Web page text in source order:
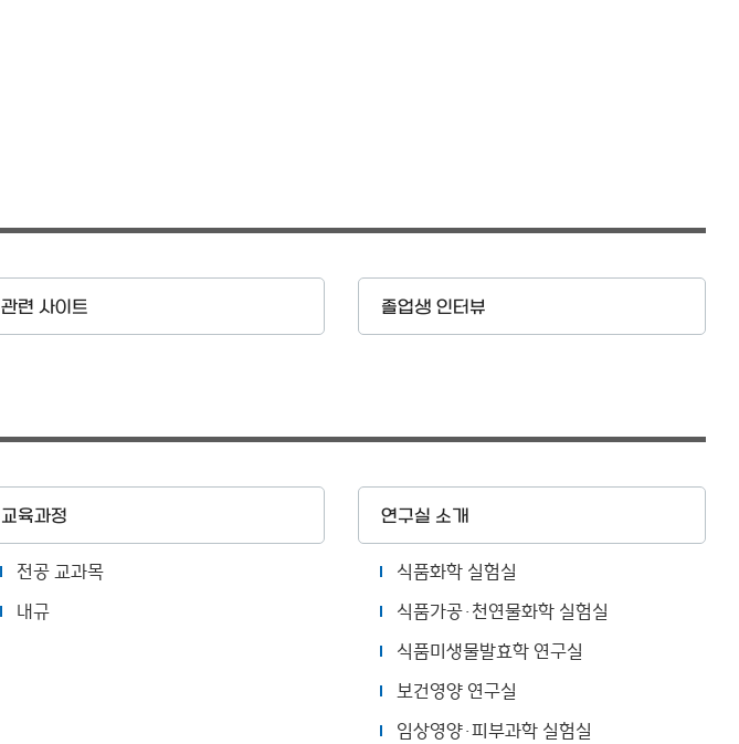
관련 사이트 졸업생 인터뷰
교육과정
전공 교과목
내규
연구실 소개
식품화학 실험실
식품가공·천연물화학 실험실
식품미생물발효학 연구실
보건영양 연구실
임상영양·피부과학 실험실